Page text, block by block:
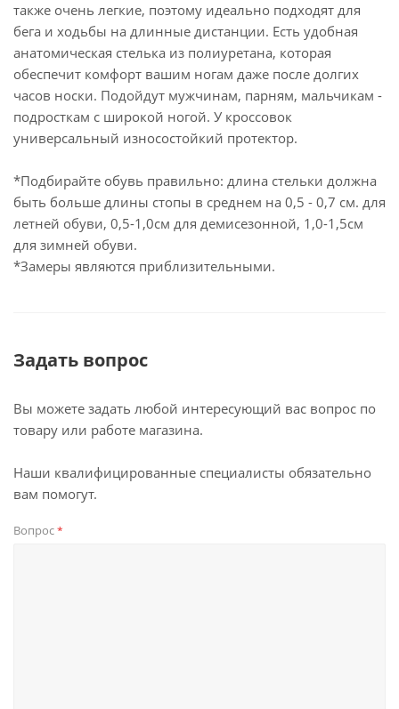
также очень легкие, поэтому идеально подходят для
бега и ходьбы на длинные дистанции. Есть удобная
анатомическая стелька из полиуретана, которая
обеспечит комфорт вашим ногам даже после долгих
часов носки. Подойдут мужчинам, парням, мальчикам -
подросткам с широкой ногой. У кроссовок
универсальный износостойкий протектор.
*Подбирайте обувь правильно: длина стельки должна
быть больше длины стопы в среднем на 0,5 - 0,7 см. для
летней обуви, 0,5-1,0см для демисезонной, 1,0-1,5см
для зимней обуви.
*Замеры являются приблизительными.
Задать вопрос
Вы можете задать любой интересующий вас вопрос по
товару или работе магазина.
Наши квалифицированные специалисты обязательно
вам помогут.
Вопрос*